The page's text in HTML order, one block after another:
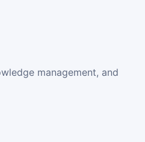
management, and